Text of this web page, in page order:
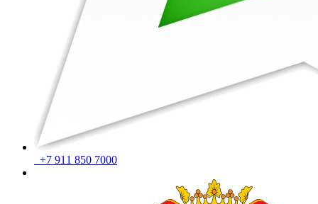
+7 911 850 7000